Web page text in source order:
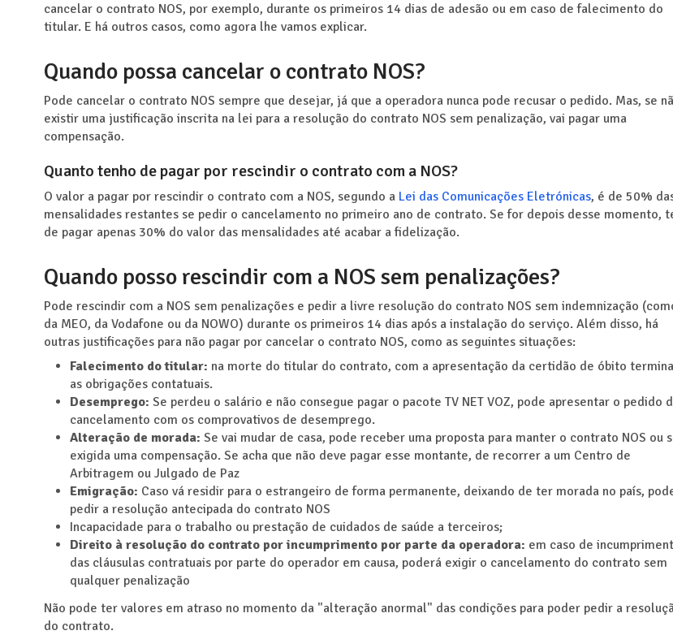
cancelar o contrato NOS, por exemplo, durante os primeiros 14 dias de adesão ou em caso de falecimento do
titular. E há outros casos, como agora lhe vamos explicar.
Quando possa cancelar o contrato NOS?
Pode cancelar o contrato NOS sempre que desejar, já que a operadora nunca pode recusar o pedido. Mas, se
existir uma justificação inscrita na lei para a resolução do contrato NOS sem penalização, vai pagar uma
compensação.
Quanto tenho de pagar por rescindir o contrato com a NOS?
O valor a pagar por rescindir o contrato com a NOS, segundo a Lei das Comunicações Eletrónicas, é de 50%
mensalidades restantes se pedir o cancelamento no primeiro ano de contrato. Se for depois desse momento,
de pagar apenas 30% do valor das mensalidades até acabar a fidelização.
Quando posso rescindir com a NOS sem penalizações?
Pode rescindir com a NOS sem penalizações e pedir a livre resolução do contrato NOS sem indemnização
da MEO, da Vodafone ou da NOWO) durante os primeiros 14 dias após a instalação do serviço. Além disso, há
outras justificações para não pagar por cancelar o contrato NOS, como as seguintes situações:
Falecimento do titular: na morte do titular do contrato, com a apresentação da certidão de óbito
as obrigações contatuais.
Desemprego: Se perdeu o salário e não consegue pagar o pacote TV NET VOZ, pode apresentar o pedido
cancelamento com os comprovativos de desemprego.
Alteração de morada: Se vai mudar de casa, pode receber uma proposta para manter o contrato NOS ou
exigida uma compensação. Se acha que não deve pagar esse montante, de recorrer a um Centro de
Arbitragem ou Julgado de Paz
Emigração: Caso vá residir para o estrangeiro de forma permanente, deixando de ter morada no país,
pedir a resolução antecipada do contrato NOS
Incapacidade para o trabalho ou prestação de cuidados de saúde a terceiros;
Direito à resolução do contrato por incumprimento por parte da operadora: em caso de
das cláusulas contratuais por parte do operador em causa, poderá exigir o cancelamento do contrato sem
qualquer penalização
Não pode ter valores em atraso no momento da "alteração anormal" das condições para poder pedir a
do contrato.